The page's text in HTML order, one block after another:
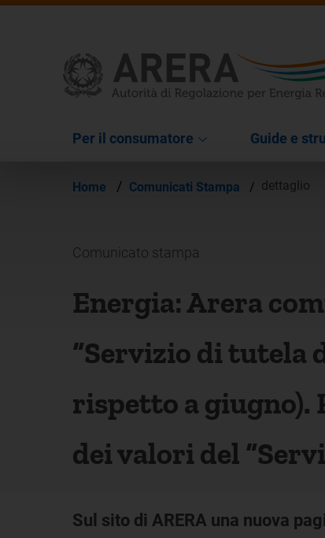
Per il consumatore Guide e
Home / Comunicati Stampa / dettaglio
Comunicato stampa
Energia: Arera
“Servizio di tutela
rispetto a giugno).
dei valori del
Sul sito di ARERA una nuova